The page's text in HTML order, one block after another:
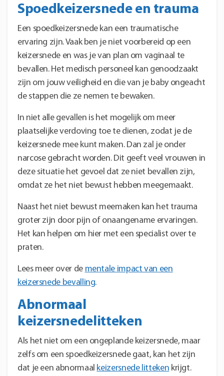
Spoedkeizersnede en trauma
Een spoedkeizersnede kan een traumatische
ervaring zijn. Vaak ben je niet voorbereid op een
keizersnede en was je van plan om vaginaal te
bevallen. Het medisch personeel kan genoodzaakt
zijn om jouw veiligheid en die van je baby ongeacht
de stappen die ze nemen te bewaken.
In niet alle gevallen is het mogelijk om meer
plaatselijke verdoving toe te dienen, zodat je de
keizersnede mee kunt maken. Dan zal je onder
narcose gebracht worden. Dit geeft veel vrouwen in
deze situatie het gevoel dat ze niet bevallen zijn,
omdat ze het niet bewust hebben meegemaakt.
Naast het niet bewust meemaken kan het trauma
groter zijn door pijn of onaangename ervaringen.
Het kan helpen om hier met een specialist over te
praten.
Lees meer over de mentale impact van een
keizersnede bevalling.
Abnormaal
keizersnedelitteken
Als het niet om een ongeplande keizersnede, maar
zelfs om een spoedkeizersnede gaat, kan het zijn
dat je een abnormaal keizersnede litteken krijgt.